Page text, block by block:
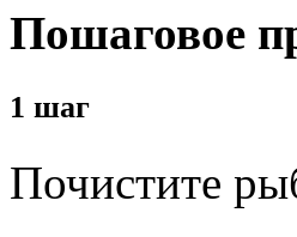
Пошаговое
1 шаг
Почистите